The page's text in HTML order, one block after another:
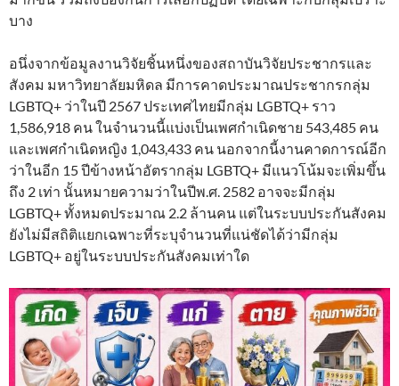
บาง
อนึ่งจากข้อมูลงานวิจัยชิ้นหนึ่งของสถาบันวิจัยประชากรและ
สังคม มหาวิทยาลัยมหิดล มีการคาดประมาณประชากรกลุ่ม
LGBTQ+ ว่าในปี 2567 ประเทศไทยมีกลุ่ม LGBTQ+ ราว
1,586,918 คน ในจำนวนนี้แบ่งเป็นเพศกำเนิดชาย 543,485 คน
และเพศกำเนิดหญิง 1,043,433 คน นอกจากนี้งานคาดการณ์อีก
ว่าในอีก 15 ปีข้างหน้าอัตรากลุ่ม LGBTQ+ มีแนวโน้มจะเพิ่มขึ้น
ถึง 2 เท่า นั้นหมายความว่าในปีพ.ศ. 2582 อาจจะมีกลุ่ม
LGBTQ+ ทั้งหมดประมาณ 2.2 ล้านคน แต่ในระบบประกันสังคม
ยังไม่มีสถิติแยกเฉพาะที่ระบุจำนวนที่แน่ชัดได้ว่ามีกลุ่ม
LGBTQ+ อยู่ในระบบประกันสังคมเท่าใด